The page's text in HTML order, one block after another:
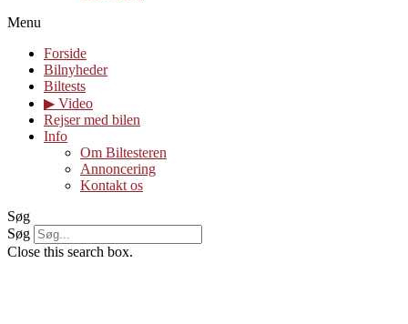
Menu
Forside
Bilnyheder
Biltests
▶︎ Video
Rejser med bilen
Info
Om Biltesteren
Annoncering
Kontakt os
Søg
Søg
Close this search box.